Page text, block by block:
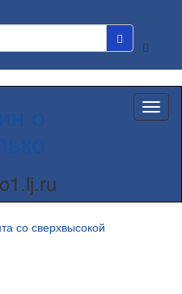
Вкл/
поиска
Вкл/
выкл
о
со сверхвысокой